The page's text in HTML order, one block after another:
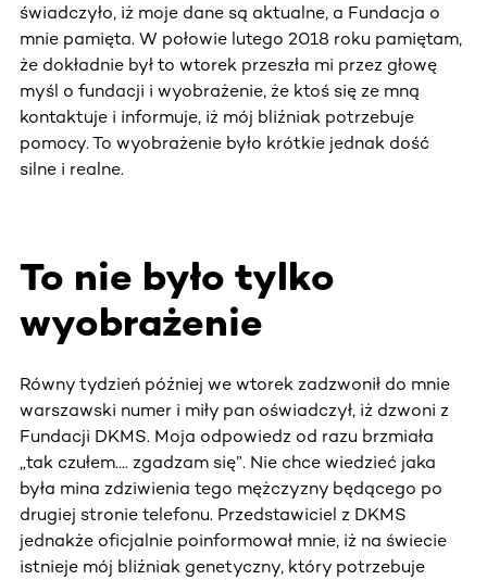
świadczyło, iż moje dane są aktualne, a Fundacja o
mnie pamięta. W połowie lutego 2018 roku pamiętam,
że dokładnie był to wtorek przeszła mi przez głowę
myśl o fundacji i wyobrażenie, że ktoś się ze mną
kontaktuje i informuje, iż mój bliźniak potrzebuje
pomocy. To wyobrażenie było krótkie jednak dość
silne i realne.
To nie było tylko
wyobrażenie
Równy tydzień później we wtorek zadzwonił do mnie
warszawski numer i miły pan oświadczył, iż dzwoni z
Fundacji DKMS. Moja odpowiedz od razu brzmiała
„tak czułem.... zgadzam się”. Nie chce wiedzieć jaka
była mina zdziwienia tego mężczyzny będącego po
drugiej stronie telefonu. Przedstawiciel z DKMS
jednakże oficjalnie poinformował mnie, iż na świecie
istnieje mój bliźniak genetyczny, który potrzebuje